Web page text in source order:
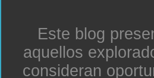
Este blog
aquellos
consideran